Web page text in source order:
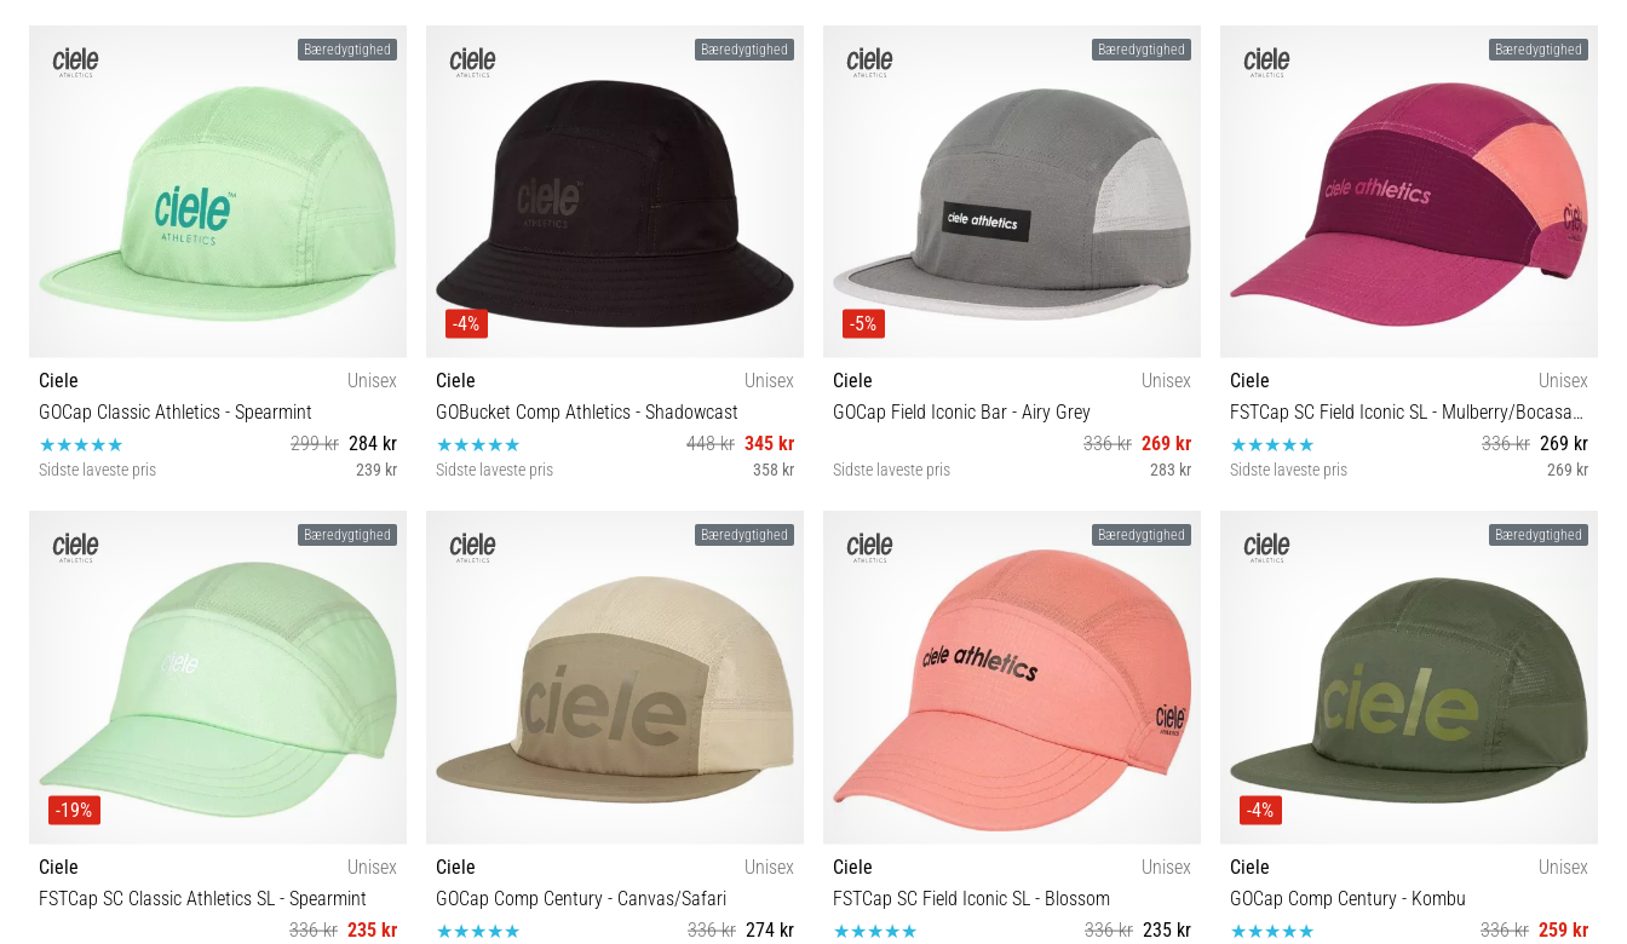
Bæredygtighed
Ciele
Unisex
GOCap Classic Athletics - Spearmint
299 kr 284 kr
Sidste laveste pris 239 kr
Bæredygtighed
-4%
Ciele
Unisex
GOBucket Comp Athletics - Shadowcast
448 kr 345 kr
Sidste laveste pris 358 kr
Bæredygtighed
-5%
Ciele
Unisex
GOCap Field Iconic Bar - Airy Grey
336 kr 269 kr
Sidste laveste pris 283 kr
Bæredygtighed
Ciele
Unisex
FSTCap SC Field Iconic SL - Mulberry/Bocasana
336 kr 269 kr
Sidste laveste pris 269 kr
Bæredygtighed
-19%
Ciele
Unisex
FSTCap SC Classic Athletics SL - Spearmint
336 kr 235 kr
Bæredygtighed
Ciele
Unisex
GOCap Comp Century - Canvas/Safari
336 kr 274 kr
Bæredygtighed
Ciele
Unisex
FSTCap SC Field Iconic SL - Blossom
336 kr 235 kr
Bæredygtighed
-4%
Ciele
Unisex
GOCap Comp Century - Kombu
336 kr 259 kr